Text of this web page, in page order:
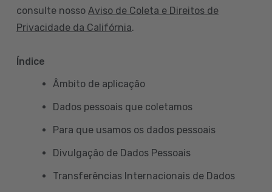
consulte nosso Aviso de Coleta e Direitos de
Privacidade da Califórnia.
Índice
Âmbito de aplicação
Dados pessoais que coletamos
Para que usamos os dados pessoais
Divulgação de Dados Pessoais
Transferências Internacionais de Dados